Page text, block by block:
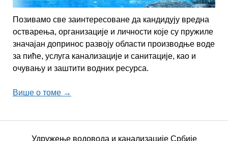
Позивамо све заинтересоване да кандидују вредна
остварења, организације и личности које су пружиле
значајан допринос развоју области производње воде
за пиће, услуга канализације и санитације, као и
очувању и заштити водних ресурса.
Више о томе →
Удружење водовода и канализације Србије